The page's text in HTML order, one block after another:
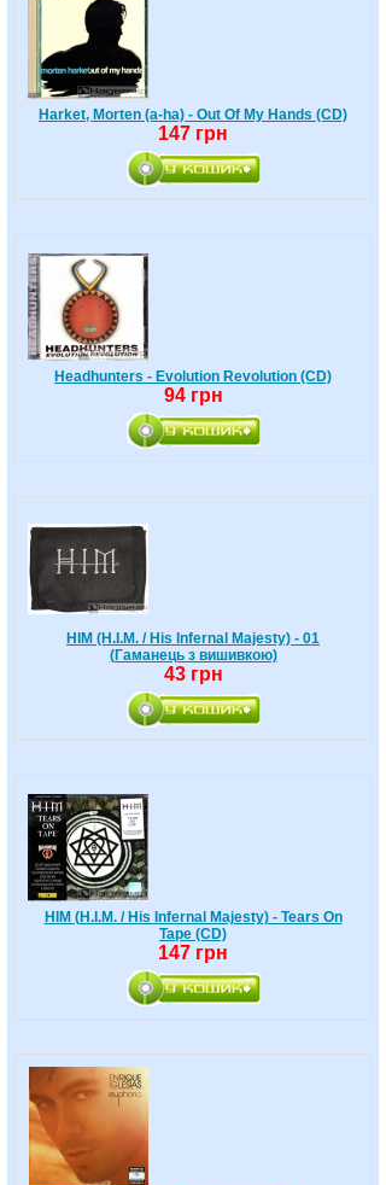
Harket, Morten (a-ha) - Out Of My Hands (CD)
147 грн
Headhunters - Evolution Revolution (CD)
94 грн
HIM (H.I.M. / His Infernal Majesty) - 01
(Гаманець з вишивкою)
43 грн
HIM (H.I.M. / His Infernal Majesty) - Tears On
Tape (CD)
147 грн